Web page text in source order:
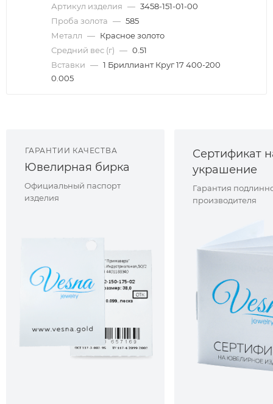
Артикул изделия — 3458-151-01-00
Проба золота — 585
Металл — Красное золото
Средний вес (г) — 0.51
Вставки — 1 Бриллиант Круг 17 400-200
0.005
ГАРАНТИИ КАЧЕСТВА
Ювелирная бирка
Официальный паспорт
изделия
Сертификат
украшение
Гарантия
производителя